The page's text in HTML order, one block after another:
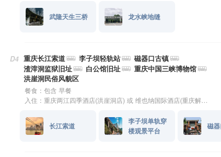
武隆天生三桥 龙水峡地缝
D4 重庆长江索道 李子坝轻轨站
磁器口古镇
渣滓洞监狱旧址
白公馆旧址
重庆中国三峡博物馆
洪崖洞民俗风貌区
餐食：包含 早餐
入住：重庆两江四季酒店(洪崖洞店) 或 维也纳国际酒店(重庆解放碑十八梯店) 或 红墣假日江景酒店(重庆洪崖洞解放碑步行街店) 或 银河大酒店(重庆解放碑中心店) 或 重庆国航饭店(观音桥店)
长江索道
李子坝单轨穿
楼观景平台
磁